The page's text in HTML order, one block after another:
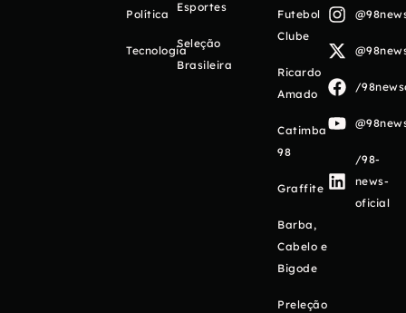
Política
Tecnologia
Esportes
Seleção
Brasileira
Futebol
Clube
Ricardo
Amado
Catimba
98
Graffite
Barba,
Cabelo e
Bigode
Preleção
/
/98-
news-
oficial